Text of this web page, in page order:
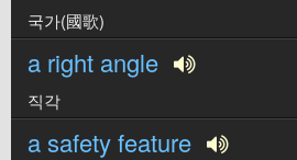
국가(國歌)
a right angle
직각
a safety feature